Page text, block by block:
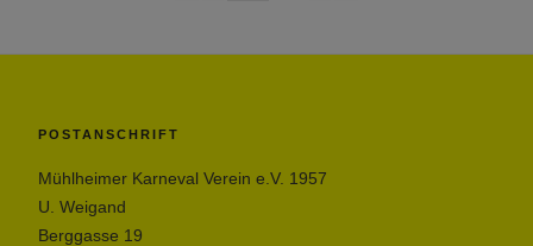
POSTANSCHRIFT
Mühlheimer Karneval Verein e.V. 1957
U. Weigand
Berggasse 19